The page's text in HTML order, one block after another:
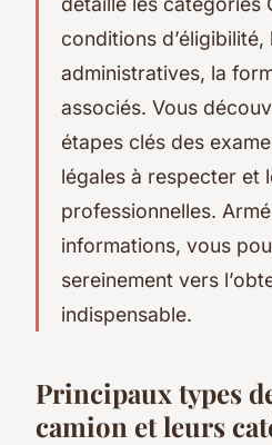
conditions
administratives, la
associés. Vous
étapes clés des
légales à respecter et
professionnelles.
informations, vous
sereinement vers
indispensable.
Principaux types
camion et leurs